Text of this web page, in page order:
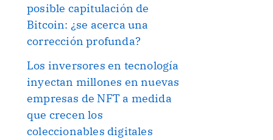
posible capitulación de
Bitcoin: ¿se acerca una
corrección profunda?
Los inversores en tecnología
inyectan millones en nuevas
empresas de NFT a medida
que crecen los
coleccionables digitales